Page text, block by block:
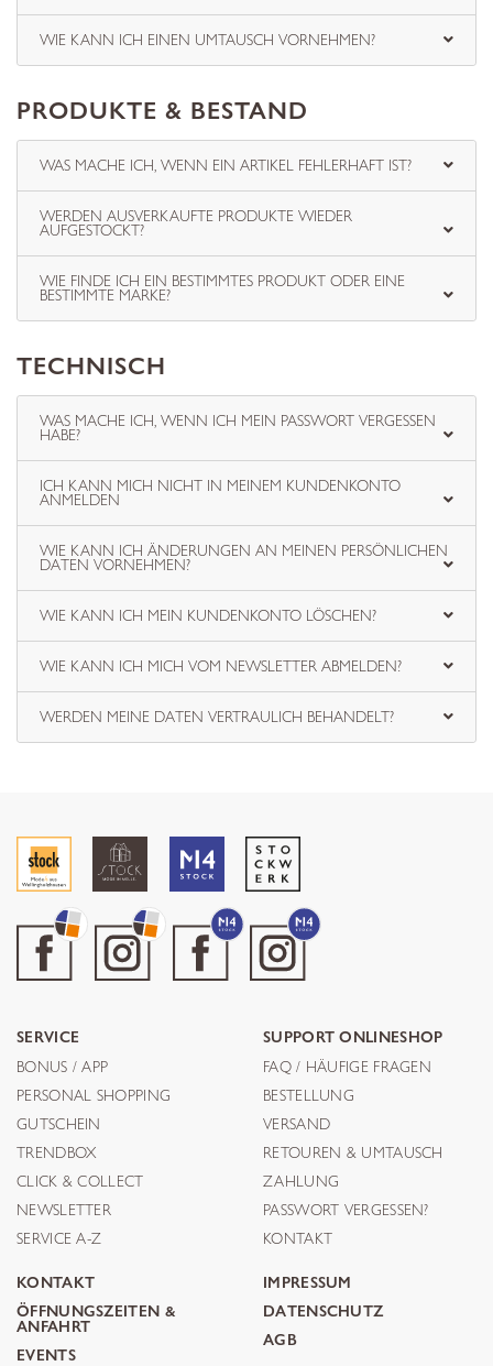
WIE KANN ICH EINEN UMTAUSCH VORNEHMEN?
PRODUKTE & BESTAND
WAS MACHE ICH, WENN EIN ARTIKEL FEHLERHAFT IST?
WERDEN AUSVERKAUFTE PRODUKTE WIEDER
AUFGESTOCKT?
WIE FINDE ICH EIN BESTIMMTES PRODUKT ODER EINE
BESTIMMTE MARKE?
TECHNISCH
WAS MACHE ICH, WENN ICH MEIN PASSWORT VERGESSEN
HABE?
ICH KANN MICH NICHT IN MEINEM KUNDENKONTO
ANMELDEN
WIE KANN ICH ÄNDERUNGEN AN MEINEN PERSÖNLICHEN
DATEN VORNEHMEN?
WIE KANN ICH MEIN KUNDENKONTO LÖSCHEN?
WIE KANN ICH MICH VOM NEWSLETTER ABMELDEN?
WERDEN MEINE DATEN VERTRAULICH BEHANDELT?
SERVICE
BONUS / APP
PERSONAL SHOPPING
GUTSCHEIN
TRENDBOX
CLICK & COLLECT
NEWSLETTER
SERVICE A-Z
SUPPORT ONLINESHOP
FAQ / HÄUFIGE FRAGEN
BESTELLUNG
VERSAND
RETOUREN & UMTAUSCH
ZAHLUNG
PASSWORT VERGESSEN?
KONTAKT
KONTAKT
ÖFFNUNGSZEITEN &
ANFAHRT
EVENTS
IMPRESSUM
DATENSCHUTZ
AGB